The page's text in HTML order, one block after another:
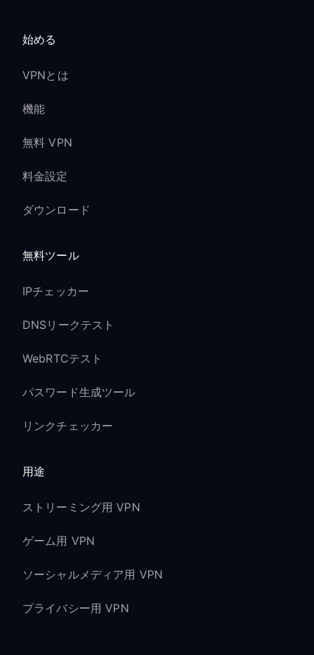
始める
VPNとは
機能
無料 VPN
料金設定
ダウンロード
無料ツール
IPチェッカー
DNSリークテスト
WebRTCテスト
パスワード生成ツール
リンクチェッカー
用途
ストリーミング用 VPN
ゲーム用 VPN
ソーシャルメディア用 VPN
プライバシー用 VPN